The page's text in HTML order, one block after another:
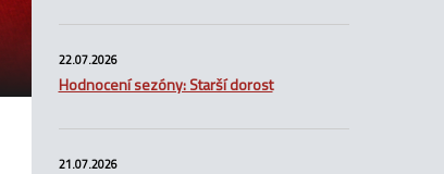
22.07.2026
Hodnocení sezóny: Starší dorost
21.07.2026